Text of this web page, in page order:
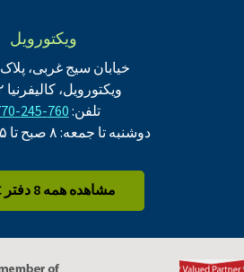
ویکتورویل
خیابان سیج غربی، پلاک ۱۵۴۵۶
ویکتورویل، کالیفرنیا ۹۲۳۹۲
تلفن:760-245-0770
دوشنبه تا جمعه: ۸ صبح تا ۵ بعد از ظهر
مشاهده همه 8 دفتر CCRC